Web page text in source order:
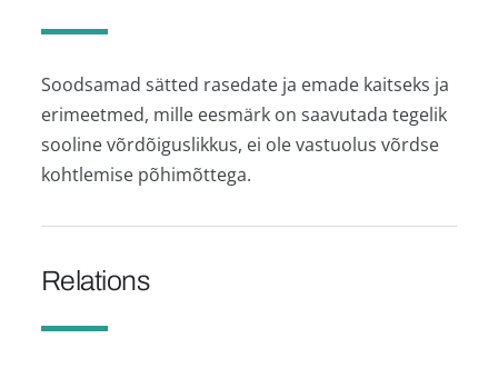
Soodsamad sätted rasedate ja emade kaitseks ja
erimeetmed, mille eesmärk on saavutada tegelik
sooline võrdõiguslikkus, ei ole vastuolus võrdse
kohtlemise põhimõttega.
Relations